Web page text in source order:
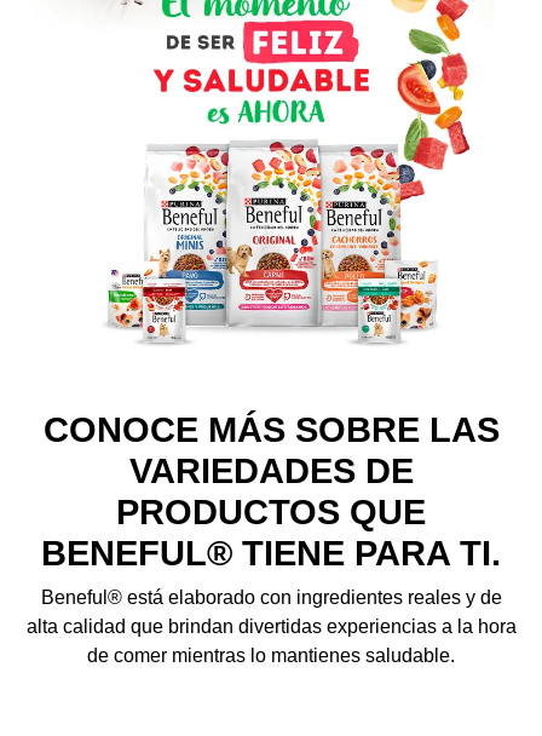
CONOCE MÁS SOBRE LAS
VARIEDADES DE
PRODUCTOS QUE
BENEFUL® TIENE PARA TI.
Beneful® está elaborado con ingredientes reales y de
alta calidad que brindan divertidas experiencias a la hora
de comer mientras lo mantienes saludable.